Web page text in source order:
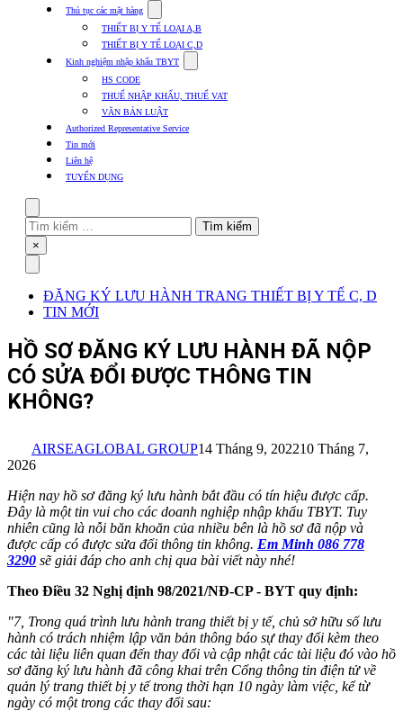
Thủ tục các mặt hàng
submenu
for
Thủ
tục
mặt
hàng
THIẾT BỊ Y TẾ LOẠI A,B
THIẾT BỊ Y TẾ LOẠI C,D
Kinh nghiệm nhập khẩu TBYT
submenu
Kinh
HS CODE
THUẾ NHẬP KHẨU, THUẾ VAT
VĂN BẢN LUẬT
Authorized Representative Service
Tin mới
Liên hệ
TUYỂN DỤNG
Tìm
kiếm
cho:
Close
×
ĐĂNG KÝ LƯU HÀNH TRANG THIẾT BỊ Y TẾ C, D
TIN MỚI
HỒ SƠ ĐĂNG KÝ LƯU HÀNH ĐÃ NỘP
CÓ SỬA ĐỔI ĐƯỢC THÔNG TIN
KHÔNG?
AIRSEAGLOBAL GROUP14 Tháng 9, 202210 Tháng 7,
2026
Hiện nay hồ sơ đăng ký lưu hành bắt đầu có tín hiệu được cấp.
Đây là một tin vui cho các doanh nghiệp nhập khẩu TBYT. Tuy
nhiên cũng là nỗi băn khoăn của nhiều bên là hồ sơ đã nộp và
được cấp có được sửa đổi thông tin không. Em Minh 086 778
3290 sẽ giải đáp cho anh chị qua bài viết này nhé!
Theo Điều 32 Nghị định 98/2021/NĐ-CP - BYT quy định:
"7, Trong quá trình lưu hành trang thiết bị y tế, chủ sở hữu số lưu
hành có trách nhiệm lập văn bản thông báo sự thay đổi kèm theo
các tài liệu liên quan đến thay đổi và cập nhật các tài liệu đó vào hồ
sơ đăng ký lưu hành đã công khai trên Cổng thông tin điện tử về
quản lý trang thiết bị y tế trong thời hạn 10 ngày làm việc, kể từ
ngày có một trong các thay đổi sau: